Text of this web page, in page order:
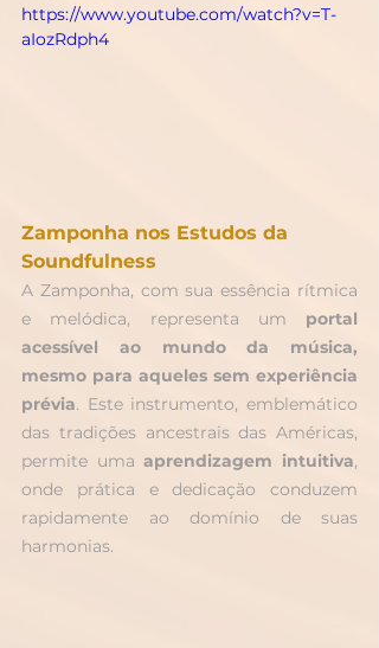
https://www.youtube.com/watch?v=T-
aIozRdph4
Zamponha nos Estudos da
Soundfulness
A Zamponha, com sua essência rítmica
e melódica, representa um portal
acessível ao mundo da música,
mesmo para aqueles sem experiência
prévia. Este instrumento, emblemático
das tradições ancestrais das Américas,
permite uma aprendizagem intuitiva,
onde prática e dedicação conduzem
rapidamente ao domínio de suas
harmonias.